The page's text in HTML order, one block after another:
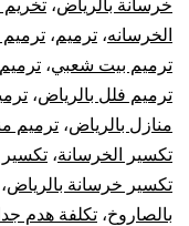
خرسانة بالرياض،
الخرسانه، ترميم، ترميم
ترميم بيت شعبي،
ترميم فلل بالرياض،
منازل بالرياض، ترميم
تكسير الخرسانة،
تكسير خرسانة بالرياض،
بالصاروخ، تكلفة هدم